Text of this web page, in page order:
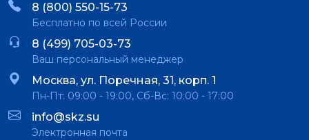
8 (800) 550-15-73
Бесплатно по всей России
8 (499) 705-03-73
Ваш персональный менеджер
Москва, ул. Поречная, 31, корп. 1
Пн-Пт: 09:00 - 19:00, Сб-Вс: 10:00 - 17:00
info@skz.su
Электронная почта